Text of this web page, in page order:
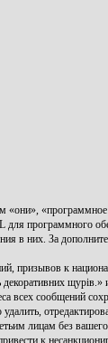
для программного
в них. За
призывов к
сообщений
лицам без
к